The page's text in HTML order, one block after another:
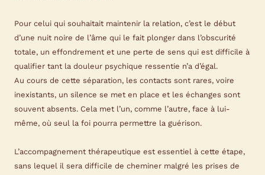
Pour celui qui souhaitait maintenir la relation, c’est le début
d’une nuit noire de l’âme qui le fait plonger dans l’obscurité
totale, un effondrement et une perte de sens qui est difficile à
qualifier tant la douleur psychique ressentie n’a d’égal.
Au cours de cette séparation, les contacts sont rares, voire
inexistants, un silence se met en place et les échanges sont
souvent absents. Cela met l’un, comme l’autre, face à lui-
même, où seul la foi pourra permettre la guérison.
L’accompagnement thérapeutique est essentiel à cette étape,
sans lequel il sera difficile de cheminer malgré les prises de